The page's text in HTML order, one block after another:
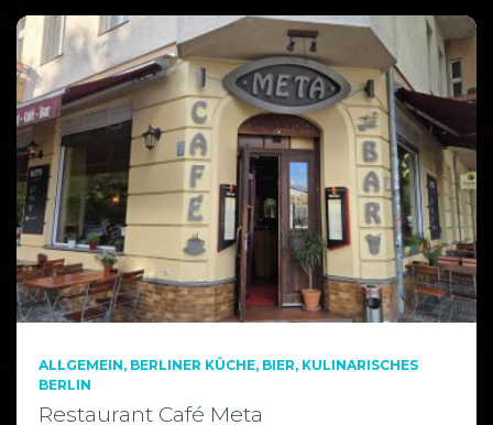
ALLGEMEIN BERLINER KÜCHE BIER KULINARISCHES
BERLIN
Restaurant Café Meta